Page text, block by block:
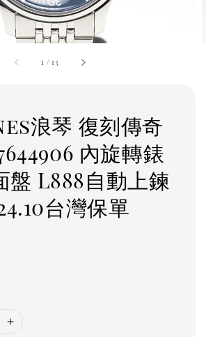
1 /13
浪琴 復刻傳奇
內旋轉錶
盤 L888自動上鍊
台灣保單